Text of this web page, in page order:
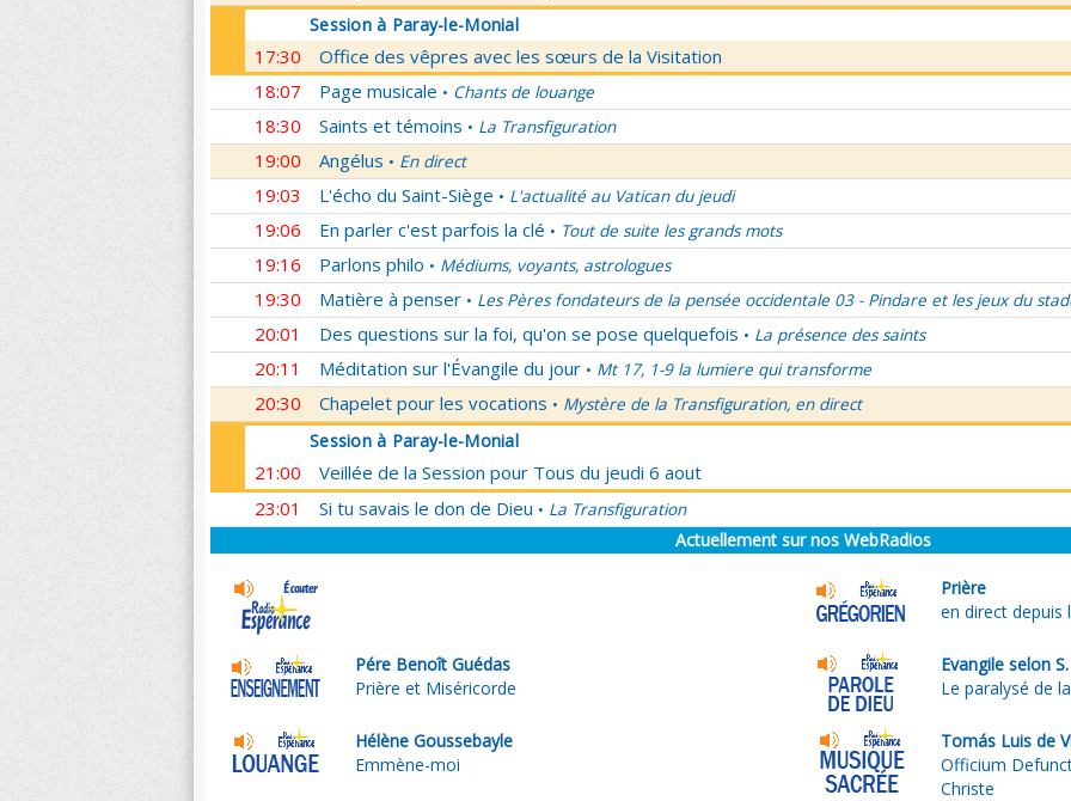
Session à Paray-le-Monial
17:30
Office des vêpres avec les sœurs de la Visitation
18:07
Page musicale • Chants de louange
18:30 Saints et témoins • La Transfiguration
19:00 Angélus • En direct
19:03 L'écho du Saint-Siège • L'actualité au Vatican du jeudi
19:06 En parler c'est parfois la clé • Tout de suite les grands mots
19:16 Parlons philo • Médiums, voyants, astrologues
19:30 Matière à penser • Les Pères fondateurs de la pensée occidentale 03 - Pindare et les jeux du
20:01 Des questions sur la foi, qu'on se pose quelquefois • La présence des saints
20:11 Méditation sur l'Évangile du jour • Mt 17, 1-9 la lumiere qui transforme
20:30 Chapelet pour les vocations • Mystère de la Transfiguration, en direct
Session à Paray-le-Monial
21:00
Veillée de la Session pour Tous du jeudi 6 aout
23:01
Si tu savais le don de Dieu • La Transfiguration
Actuellement sur nos WebRadios
Prière
en direct depuis
Pére Benoît Guédas
Prière et Miséricorde
Evangile selon
Le paralysé de
Hélène Goussebayle
Emmène-moi
Tomás Luis de
Officium
Christe